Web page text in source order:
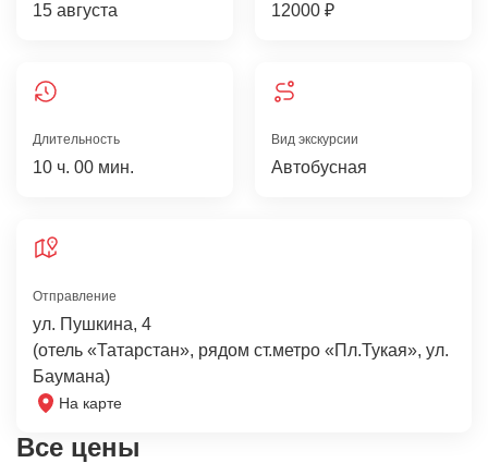
15 августа 12000 ₽
Длительность
10 ч. 00 мин.
Отправление
ул. Пушкина, 4
(отель «Татарстан», рядом ст.метро «Пл.Тукая», ул.
Баумана)
На карте
Вид экскурсии
Автобусная
Все цены